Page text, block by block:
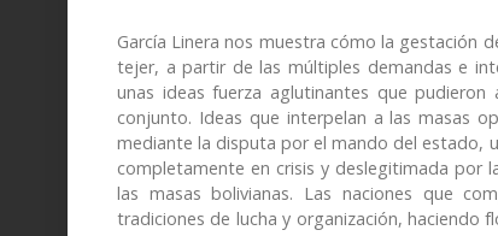
García Linera nos muestra cómo la gestación
tejer, a partir de las múltiples demandas e
unas ideas fuerza aglutinantes que
conjunto. Ideas que interpelan a las masas
mediante la disputa por el mando del estado,
completamente en crisis y deslegitimada por
las masas bolivianas. Las naciones que
tradiciones de lucha y organización, haciendo